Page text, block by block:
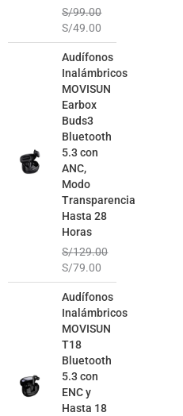
S/99.00
S/49.00
Audífonos
Inalámbricos
MOVISUN
Earbox
Buds3
Bluetooth
5.3 con
ANC,
Modo
Transparencia
Hasta 28
Horas
S/129.00
precio
era:
S/129.00.
S/79.00
precio
Audífonos
Inalámbricos
MOVISUN
T18
Bluetooth
5.3 con
ENC y
Hasta 18
precio
S/99.00.
precio
S/49.00.